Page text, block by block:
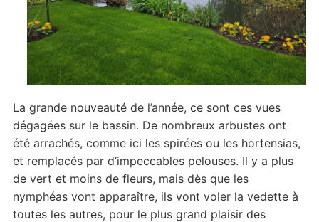
La grande nouveauté de l’année, ce sont ces vues
dégagées sur le bassin. De nombreux arbustes ont
été arrachés, comme ici les spirées ou les hortensias,
et remplacés par d’impeccables pelouses. Il y a plus
de vert et moins de fleurs, mais dès que les
nymphéas vont apparaître, ils vont voler la vedette à
toutes les autres, pour le plus grand plaisir des